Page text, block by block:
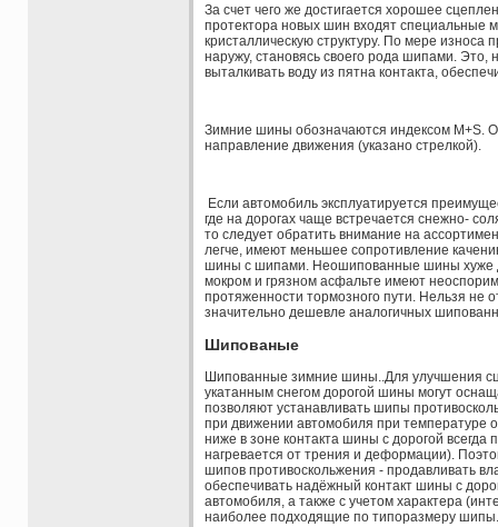
За счет чего же достигается хорошее
протектора новых шин входят специальные
кристаллическую структуру. По мере износа
наружу, становясь своего рода шипами.
выталкивать воду из пятна контакта,
Зимние шины обозначаются индексом M+S.
направление движения (указано стрелкой).
Если автомобиль эксплуатируется
где на дорогах чаще встречается снежно-
то следует обратить внимание на
легче, имеют меньшее сопротивление
шины с шипами. Неошипованные шины хуже
мокром и грязном асфальте имеют
протяженности тормозного пути. Нельзя
значительно дешевле аналогичных
Шипованые
Шипованные зимние шины..Для улучшения
укатанным снегом дорогой шины могут
позволяют устанавливать шипы
при движении автомобиля при температуре
ниже в зоне контакта шины с дорогой всегда
нагревается от трения и деформации).
шипов противоскольжения - продавливать
обеспечивать надёжный контакт шины с
автомобиля, а также с учетом характера
наиболее подходящие по типоразмеру шипы.